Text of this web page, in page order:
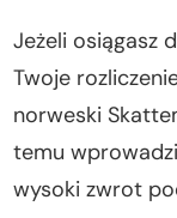
Jeżeli osiągasz
Twoje
norweski
temu
wysoki zwrot